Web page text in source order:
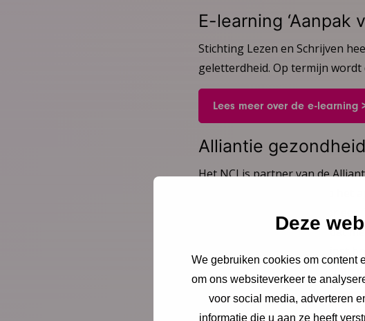
Deze
We gebruiken cookies om content
om ons websiteverkeer te
voor social media, adverteren
informatie die u aan ze heeft
E-learning ‘Aanpak
Stichting Lezen en Schrijven
geletterdheid. Op termijn wordt
Lees meer over de e-learning
Alliantie
Het NCJ is partner van de
en hen doorverwijzen naar
laaggeletterdheid. Dit omdat
lichamelijk gezondheidswinst
Bekijk de NCJ-bijdrage binnen